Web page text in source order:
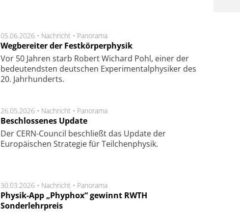
05.06.2026 • Nachricht • Panorama
Wegbereiter der Festkörperphysik
Vor 50 Jahren starb Robert Wichard Pohl, einer der
bedeutendsten deutschen Experimentalphysiker des
20. Jahrhunderts.
26.05.2026 • Nachricht • Panorama
Beschlossenes Update
Der CERN-Council beschließt das Update der
Europäischen Strategie für Teilchenphysik.
30.03.2026 • Nachricht • Panorama
Physik-App „Phyphox“ gewinnt RWTH
Sonderlehrpreis